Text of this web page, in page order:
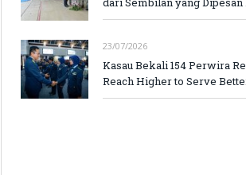
23/07/2026
Kasau Bekali 154 Perwira
Reach Higher to Serve